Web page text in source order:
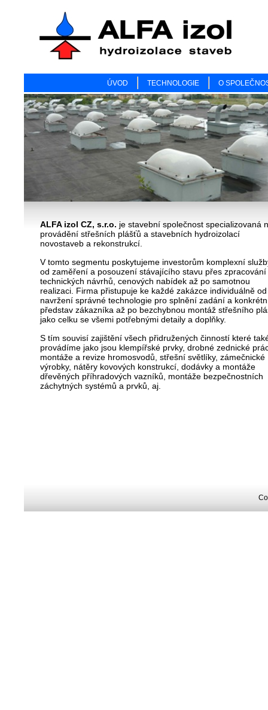
ALFA izol CZ, s.r.o. je stavební společnost specializovaná
provádění střešních plášťů a stavebních hydroizolací
novostaveb a rekonstrukcí.
V tomto segmentu poskytujeme investorům komplexní
od zaměření a posouzení stávajícího stavu přes zpracování
technických návrhů, cenových nabídek až po samotnou
realizaci. Firma přistupuje ke každé zakázce individuálně od
navržení správné technologie pro splnění zadání a
představ zákazníka až po bezchybnou montáž střešního
jako celku se všemi potřebnými detaily a doplňky.
S tím souvisí zajištění všech přidružených činností které
provádíme jako jsou klempířské prvky, drobné zednické
montáže a revize hromosvodů, střešní světlíky, zámečnické
výrobky, nátěry kovových konstrukcí, dodávky a montáže
dřevěných příhradových vazníků, montáže bezpečnostních
záchytných systémů a prvků, aj.
ÚVOD TECHNOLOGIE O